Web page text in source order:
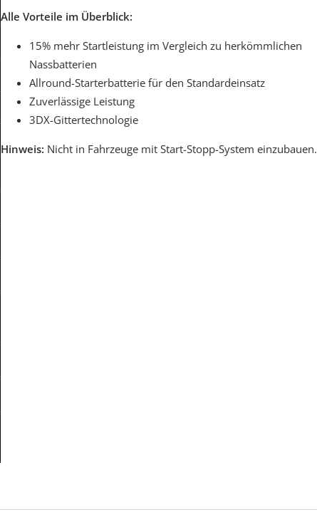
Alle Vorteile im Überblick:
15% mehr Startleistung im Vergleich zu herkömmlichen
Nassbatterien
Allround-Starterbatterie für den Standardeinsatz
Zuverlässige Leistung
3DX-Gittertechnologie
Hinweis: Nicht in Fahrzeuge mit Start-Stopp-System einzubauen.